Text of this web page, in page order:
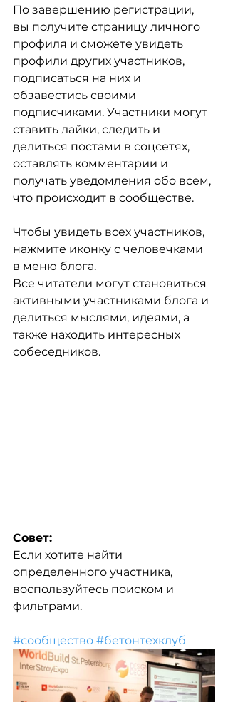
По завершению регистрации,
вы получите страницу личного
профиля и сможете увидеть
профили других участников,
подписаться на них и
обзавестись своими
подписчиками. Участники могут
ставить лайки, следить и
делиться постами в соцсетях,
оставлять комментарии и
получать уведомления обо всем,
что происходит в сообществе.
Чтобы увидеть всех участников,
нажмите иконку с человечками
в меню блога.
Все читатели могут становиться
активными участниками блога и
делиться мыслями, идеями, а
также находить интересных
собеседников.
Совет:
Если хотите найти
определенного участника,
воспользуйтесь поиском и
фильтрами.
#сообщество #бетонтехклуб